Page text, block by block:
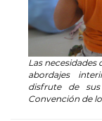
Las necesidades
abordajes
disfrute de
Convención de